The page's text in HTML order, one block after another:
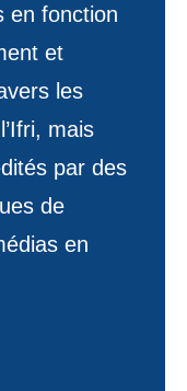
en fonction
et
les
mais
par des
de
en